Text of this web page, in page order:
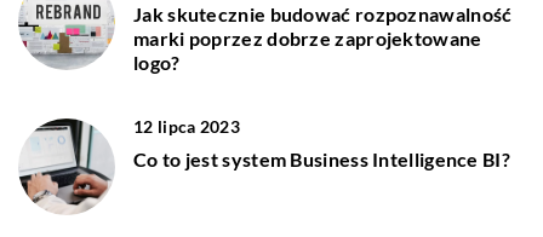
Jak skutecznie budować rozpoznawalność
marki poprzez dobrze zaprojektowane
logo?
12 lipca 2023
Co to jest system Business Intelligence BI?